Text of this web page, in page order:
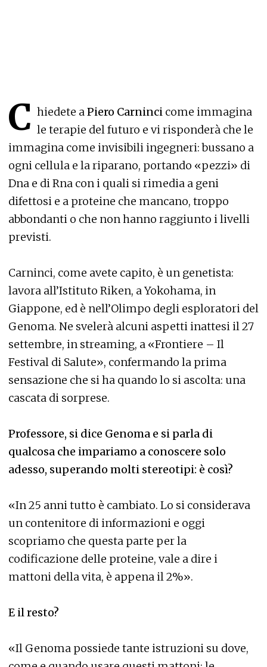
C hiedete aPiero Carninci come immagina
le terapie del futuro e vi risponderà che le
immagina come invisibili ingegneri: bussano a
ogni cellula e la riparano, portando «pezzi» di
Dna e di Rna con i quali si rimedia a geni
difettosi e a proteine che mancano, troppo
abbondanti o che non hanno raggiunto i livelli
previsti.
Carninci, come avete capito, è un genetista:
lavora all’Istituto Riken, a Yokohama, in
Giappone, ed è nell’Olimpo degli esploratori del
Genoma. Ne svelerà alcuni aspetti inattesi il 27
settembre, in streaming, a «Frontiere – Il
Festival di Salute», confermando la prima
sensazione che si ha quando lo si ascolta: una
cascata di sorprese.
Professore, si dice Genoma e si parla di
qualcosa che impariamo a conoscere solo
adesso, superando molti stereotipi: è così?
«In 25 anni tutto è cambiato. Lo si considerava
un contenitore di informazioni e oggi
scopriamo che questa parte per la
codificazione delle proteine, vale a dire i
mattoni della vita, è appena il 2%».
E il resto?
«Il Genoma possiede tante istruzioni su dove,